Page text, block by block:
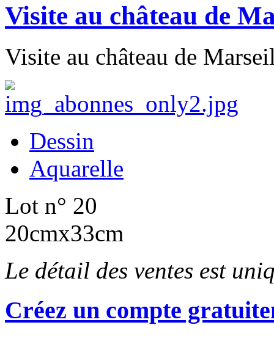
Visite au château de
Visite au château de
Dessin
Aquarelle
Lot n° 20
20cmx33cm
Le détail des ventes est
Créez un compte